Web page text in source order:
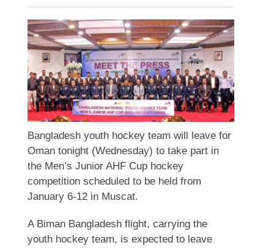
Bangladesh youth hockey team will leave for
Oman tonight (Wednesday) to take part in
the Men’s Junior AHF Cup hockey
competition scheduled to be held from
January 6-12 in Muscat.
A Biman Bangladesh flight, carrying the
youth hockey team, is expected to leave